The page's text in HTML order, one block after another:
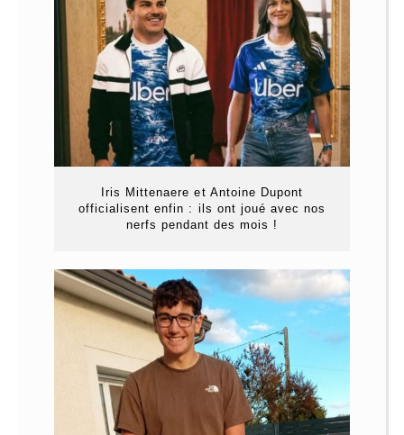
Iris Mittenaere et Antoine Dupont
officialisent enfin : ils ont joué avec nos
nerfs pendant des mois !